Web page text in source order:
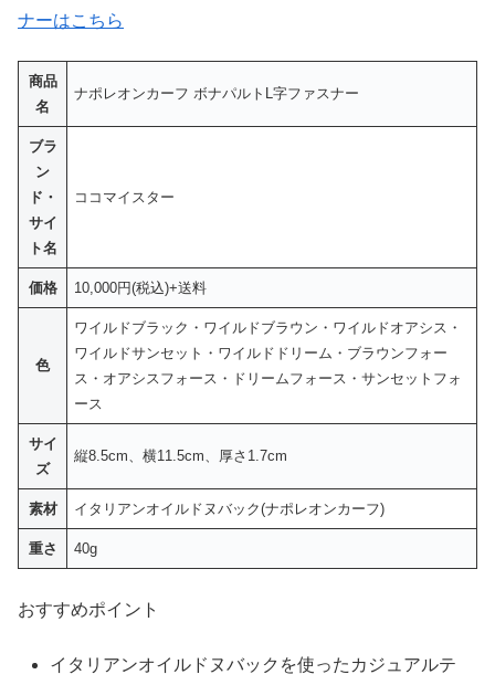
ナーはこちら
商品
名
ナポレオンカーフ ボナパルトL字ファスナー
ブラ
ン
ド・
サイ
ト名
ココマイスター
価格 10,000円(税込)+送料
色
ワイルドブラック・ワイルドブラウン・ワイルドオアシス・
ワイルドサンセット・ワイルドドリーム・ブラウンフォー
ス・オアシスフォース・ドリームフォース・サンセットフォ
ース
サイ
ズ
縦8.5cm、横11.5cm、厚さ1.7cm
素材 イタリアンオイルドヌバック(ナポレオンカーフ)
重さ 40g
おすすめポイント
イタリアンオイルドヌバックを使ったカジュアルテ